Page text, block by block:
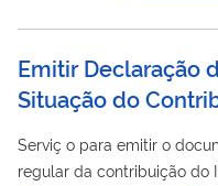
Emitir Declaração
Situação do
Serviç o para emitir o documento q ue mostra o pagamento
regular da contribuição do INSS. Este pedido é